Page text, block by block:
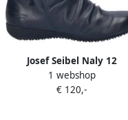
Josef Seibel Naly 12
Stiefelette für Damen Blau
1 webshop
€ 120,-